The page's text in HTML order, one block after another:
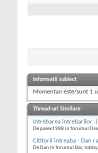
Informații subiect
Momentan este/sunt 1
Thread-uri Similare
Intrebarea intrebarilor :)
De palex1988 în forumul
Cititorii intreaba - Dan
De Dan în forumul Bar,